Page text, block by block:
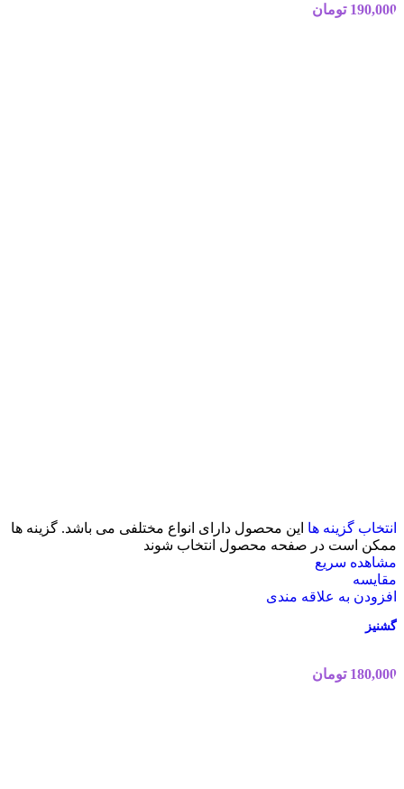
190,000 تومان
انتخاب گزینه ها این محصول دارای انواع مختلفی می باشد. گزینه ها
ممکن است در صفحه محصول انتخاب شوند
مشاهده سریع
مقایسه
افزودن به علاقه مندی
گشنیز
180,000 تومان